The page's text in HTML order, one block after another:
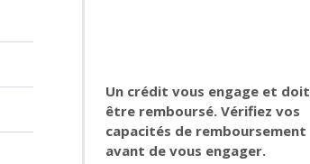
Un crédit vous engage et doit
être remboursé. Vérifiez vos
capacités de remboursement
avant de vous engager.